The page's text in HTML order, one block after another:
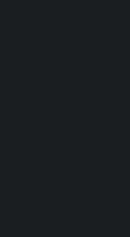
Villa los
sus vecinos
domiciliarios.
que ya han
urbanas como
del
Municipio de
los invitamos a